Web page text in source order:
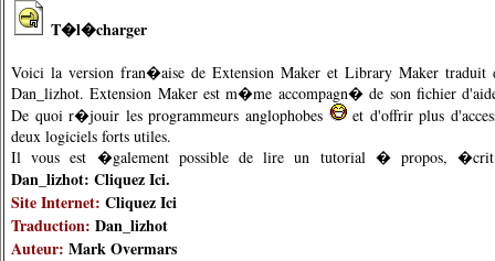
T�l�charger
Voici la version fran�aise de Extension Maker et Library Maker traduit
Dan_lizhot. Extension Maker est m�me accompagn� de son fichier
De quoi r�jouir les programmeurs anglophobes
et d'offrir plus
deux logiciels forts utiles.
Il vous est �galement possible de lire un tutorial � propos,
Dan_lizhot: Cliquez Ici.
Site Internet: Cliquez Ici
Traduction: Dan_lizhot
Auteur: Mark Overmars